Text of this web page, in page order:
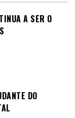
A SER O
DO